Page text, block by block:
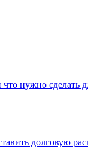
нужно сделать
долговую